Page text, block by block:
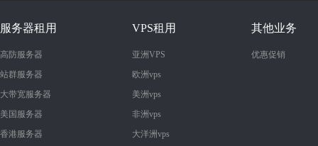
服务器租用
高防服务器
站群服务器
大带宽服务器
美国服务器
香港服务器
VPS租用
亚洲VPS
欧洲vps
美洲vps
非洲vps
大洋洲vps
其他业务
优惠促销